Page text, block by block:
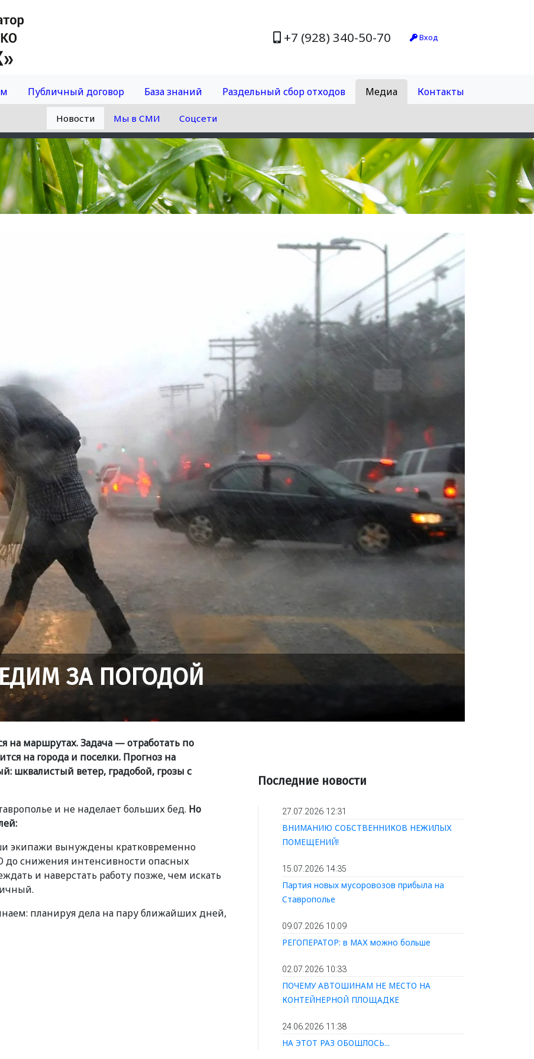
+7 (928) 340-50-70 Вход
Публичный договор База знаний Раздельный сбор отходов Медиа Контакты
Новости Мы в СМИ Соцсети
ЗА ПОГОДОЙ
на маршрутах. Задача — отработать по
на города и поселки. Прогноз на
ветер, градобой, грозы с
и не наделает больших бед. Но
экипажи вынуждены кратковременно
до снижения интенсивности опасных
и наверстать работу позже, чем искать
планируя дела на пару ближайших дней,
Последние новости
27.07.2026 12:31
ВНИМАНИЮ СОБСТВЕННИКОВ НЕЖИЛЫХ
ПОМЕЩЕНИЙ!
15.07.2026 14:35
Партия новых мусоровозов прибыла на
Ставрополье
09.07.2026 10:09
РЕГОПЕРАТОР: в МАХ можно больше
02.07.2026 10:33
ПОЧЕМУ АВТОШИНАМ НЕ МЕСТО НА
КОНТЕЙНЕРНОЙ ПЛОЩАДКЕ
24.06.2026 11:38
НА ЭТОТ РАЗ ОБОШЛОСЬ...